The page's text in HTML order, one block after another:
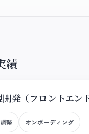
績
発（フロントエン
整 オンボーディング